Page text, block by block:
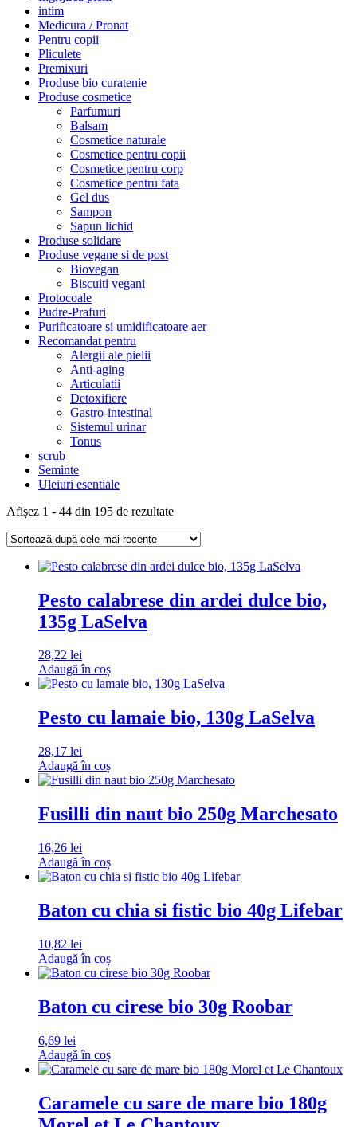
intim
Medicura / Pronat
Pentru copii
Pliculete
Premixuri
Produse bio curatenie
Produse cosmetice
Parfumuri
Balsam
Cosmetice naturale
Cosmetice pentru copii
Cosmetice pentru corp
Cosmetice pentru fata
Gel dus
Sampon
Sapun lichid
Produse solidare
Produse vegane si de post
Biovegan
Biscuiti vegani
Protocoale
Pudre-Prafuri
Purificatoare si umidificatoare aer
Recomandat pentru
Alergii ale pielii
Anti-aging
Articulatii
Detoxifiere
Gastro-intestinal
Sistemul urinar
Tonus
scrub
Seminte
Uleiuri esentiale
Afișez 1 - 44 din 195 de rezultateSortat
cele
recente
Pesto calabrese din ardei dulce bio,
135g LaSelva
28,22 lei
Adaugă în coș
Pesto cu lamaie bio, 130g LaSelva
28,17 lei
Adaugă în coș
Fusilli din naut bio 250g Marchesato
16,26 lei
Adaugă în coș
Baton cu chia si fistic bio 40g Lifebar
10,82 lei
Adaugă în coș
Baton cu cirese bio 30g Roobar
6,69 lei
Adaugă în coș
Caramele cu sare de mare bio 180g